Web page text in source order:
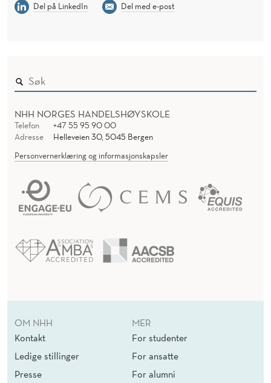
Del på LinkedIn
Del med e-post
NHH NORGES HANDELSHØYSKOLE
Telefon
+47 55 95 90 00
Adresse
Helleveien 30, 5045 Bergen
Personvernerklæring og informasjonskapsler
OM NHH
Kontakt
Ledige stillinger
Presse
MER
For studenter
For ansatte
For alumni